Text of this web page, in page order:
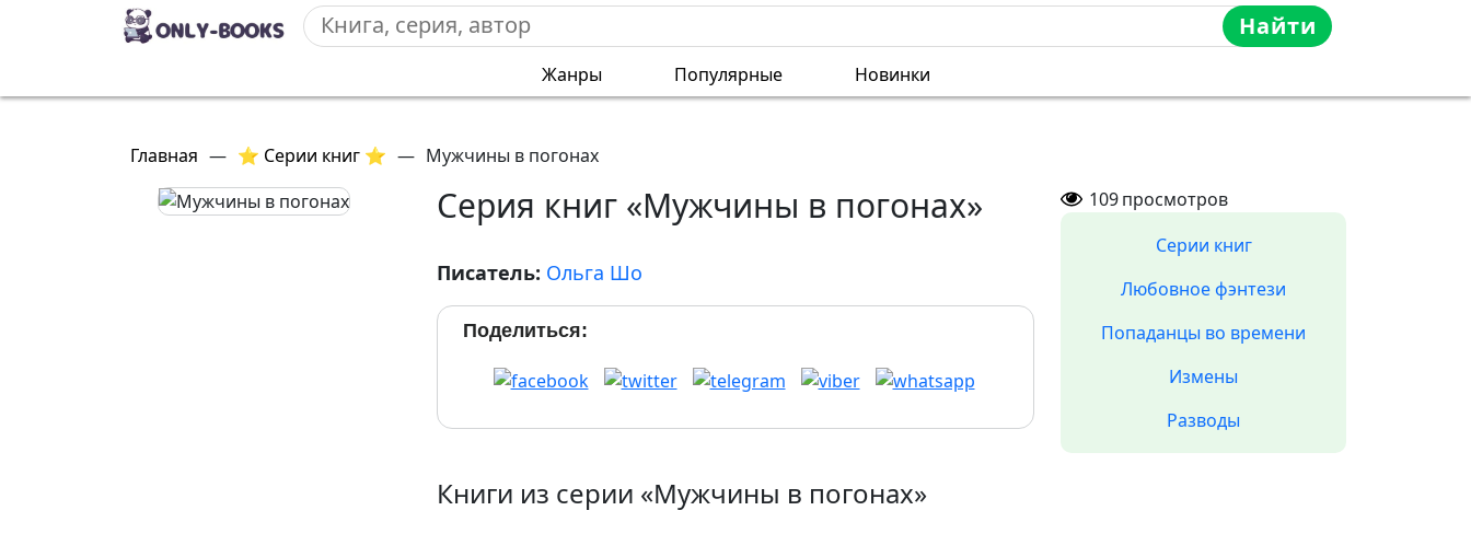
Найти
Жанры Популярные Новинки
Главная — ⭐ Серии книг ⭐ — Мужчины в погонах
Серия книг «Мужчины в погонах»
Писатель: Ольга Шо
Поделиться:
Книги из серии «Мужчины в погонах»
109просмотров
Серии книг
Любовное фэнтези
Попаданцы во времени
Измены
Разводы